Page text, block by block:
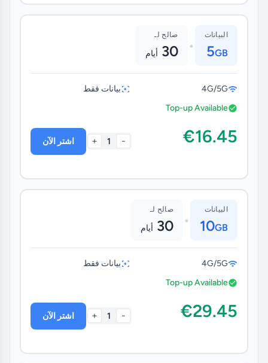
البيانات
5GB
•
صالح لـ
30 أيام
4G/5G
بيانات فقط
Top-up Available
€16.45
-
1
+ اشتر الآن
البيانات
10GB
•
صالح لـ
30 أيام
4G/5G
بيانات فقط
Top-up Available
€29.45
-
1
+ اشتر الآن